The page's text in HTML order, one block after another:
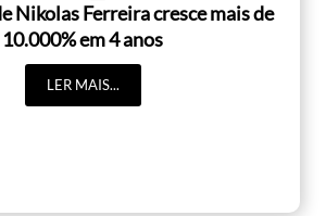
Nikolas Ferreira cresce mais de
10.000% em 4 anos
LER MAIS...